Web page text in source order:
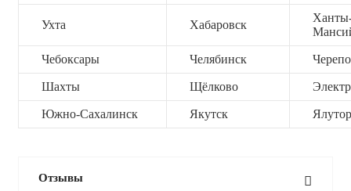
Ухта Хабаровск
Чебоксары Челябинск
Шахты Щёлково
Южно-Сахалинск Якутск
Отзывы